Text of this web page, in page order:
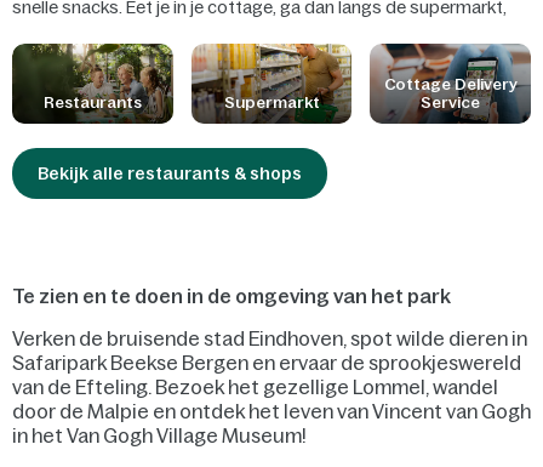
snelle snacks. Eet je in je cottage, ga dan langs de supermarkt,
is gedacht aan de allerkleinsten door kindvriendelijke gerechten,
babyvoeding en veel plezier onder de palmbomen. Ook staan we
steeds klaar om rekening te houden met jouw allergieën of
voedselintoleranties.
Restaurants Supermarkt
Cottage Delivery
Service
Bekijk alle restaurants & shops
Te zien en te doen in de omgeving van het park
Verken de bruisende stad Eindhoven, spot wilde dieren in
Safaripark Beekse Bergen en ervaar de sprookjeswereld
van de Efteling. Bezoek het gezellige Lommel, wandel
door de Malpie en ontdek het leven van Vincent van Gogh
in het Van Gogh Village Museum!